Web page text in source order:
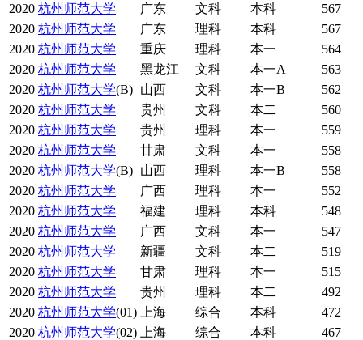
2020 杭州师范大学 广东 文科 本科
567
2020 杭州师范大学 广东 理科 本科
567
2020 杭州师范大学 重庆 理科 本一
564
2020 杭州师范大学 黑龙江 文科 本一A
563
2020 杭州师范大学(B) 山西 文科 本一B
562
2020 杭州师范大学 贵州 文科 本二
560
2020 杭州师范大学 贵州 理科 本一
559
2020 杭州师范大学 甘肃 文科 本一
558
2020 杭州师范大学(B) 山西 理科 本一B
558
2020 杭州师范大学 广西 理科 本一
552
2020 杭州师范大学 福建 理科 本科
548
2020 杭州师范大学 广西 文科 本一
547
2020 杭州师范大学 新疆 文科 本二
519
2020 杭州师范大学 甘肃 理科 本一
515
2020 杭州师范大学 贵州 理科 本二
492
2020 杭州师范大学(01) 上海 综合 本科
472
2020 杭州师范大学(02) 上海 综合 本科
467